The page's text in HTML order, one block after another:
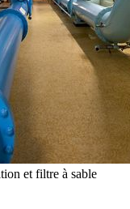
et filtre à sable